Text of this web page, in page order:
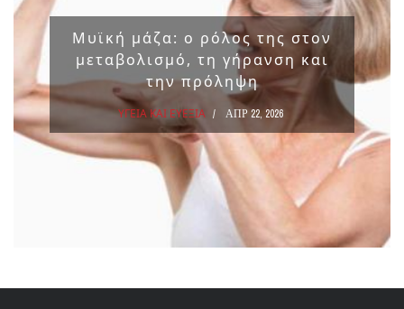
Μυϊκή μάζα: ο ρόλος της στον
μεταβολισμό, τη γήρανση και
την πρόληψη
ΥΓΕΙΑ ΚΑΙ ΕΥΕΞΙΑ ΑΠΡ 22, 2026